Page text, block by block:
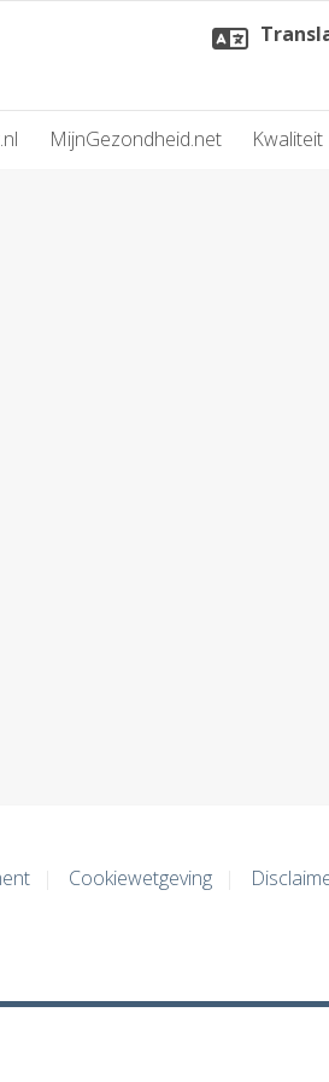
MijnGezondheid.net Kwaliteit
Cookiewetgeving